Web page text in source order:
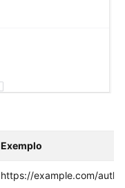
Exemplo
https://example.com/auth